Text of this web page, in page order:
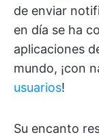
de enviar
en día se ha
aplicaciones
mundo, ¡con
usuarios!
Su encanto